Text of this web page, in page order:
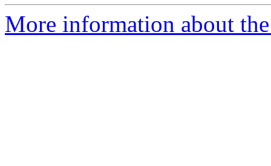
More information about